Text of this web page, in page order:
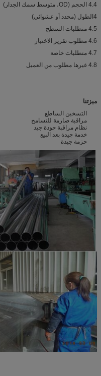
4.4 الحجم (OD، متوسط سمك الجدار)
4الطول (محدد أو عشوائي)
4.5 متطلبات السطح
4.6 مطلوب تقرير الاختبار
4.7 متطلبات خاصة
4.8 غيرها مطلوب من العميل
ميزتنا
التسخين الساطع
مراقبة صارمة للتسامح
نظام مراقبة جودة جيد
خدمة جيدة بعد البيع
حزمة جيدة